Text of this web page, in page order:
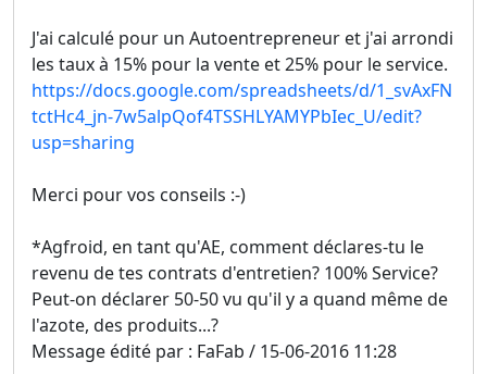
J'ai calculé pour un Autoentrepreneur et j'ai arrondi
les taux à 15% pour la vente et 25% pour le service.
https://docs.google.com/spreadsheets/d/1_svAxFN
tctHc4_jn-7w5alpQof4TSSHLYAMYPbIec_U/edit?
usp=sharing
Merci pour vos conseils :-)
*Agfroid, en tant qu'AE, comment déclares-tu le
revenu de tes contrats d'entretien? 100% Service?
Peut-on déclarer 50-50 vu qu'il y a quand même de
l'azote, des produits...?
Message édité par : FaFab / 15-06-2016 11:28